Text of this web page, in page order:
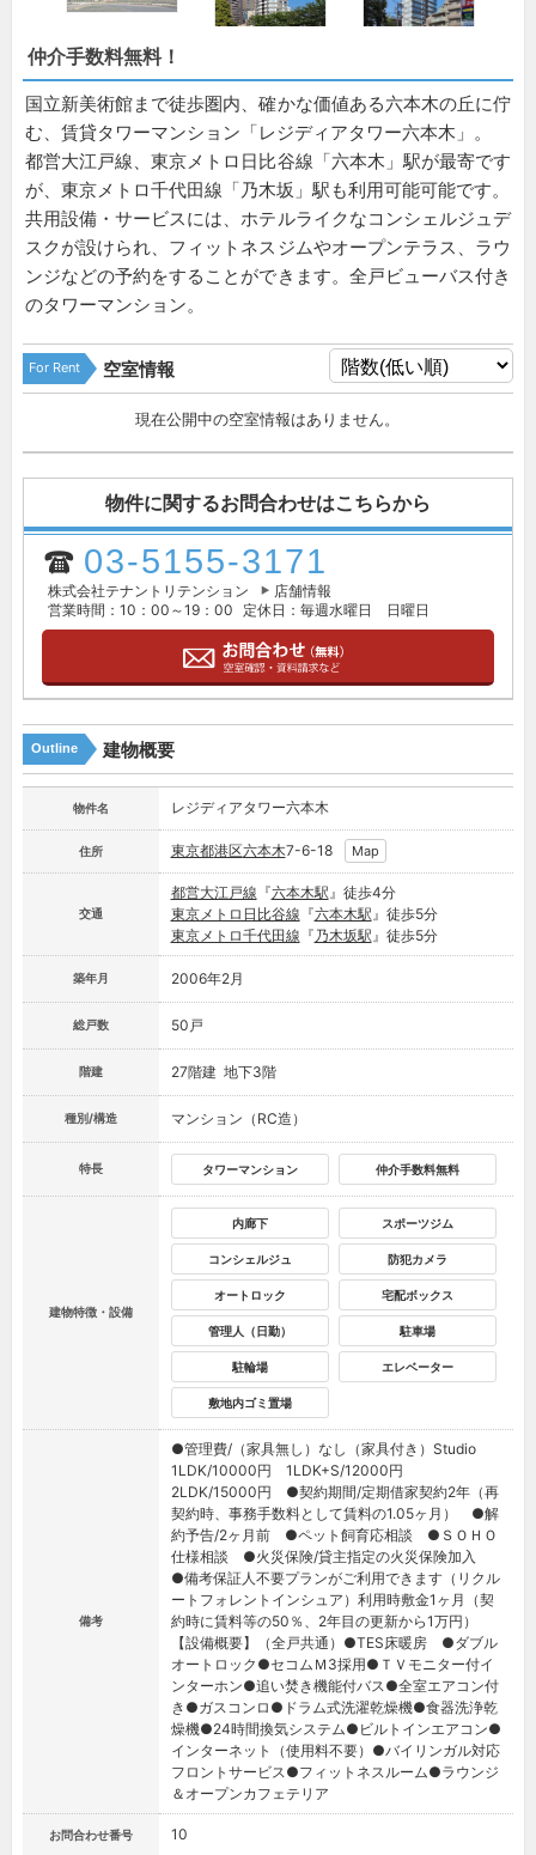
仲介手数料無料！
国立新美術館まで徒歩圏内、確かな価値ある六本木の丘に佇
む、賃貸タワーマンション「レジディアタワー六本木」。
都営大江戸線、東京メトロ日比谷線「六本木」駅が最寄です
が、東京メトロ千代田線「乃木坂」駅も利用可能可能です。
共用設備・サービスには、ホテルライクなコンシェルジュデ
スクが設けられ、フィットネスジムやオープンテラス、ラウ
ンジなどの予約をすることができます。全戸ビューバス付き
のタワーマンション。
For Rent 空室情報
現在公開中の空室情報はありません。
物件に関するお問合わせはこちらから
03-5155-3171
株式会社テナントリテンション
店舗情報
営業時間：10：00～19：00
定休日：毎週水曜日 日曜日
Outline 建物概要
物件名 レジディアタワー六本木
住所 東京都港区六本木7-6-18 Map
交通
都営大江戸線 『六本木駅 』徒歩4分
東京メトロ日比谷線 『六本木駅 』徒歩5分
東京メトロ千代田線 『 乃木坂駅 』徒歩5分
築年月 2006年2月
総戸数 50戸
階建 27階建 地下3階
種別/構造 マンション（RC造）
特長 タワーマンション 仲介手数料無料
建物特徴・設備
内廊下 スポーツジム
コンシェルジュ 防犯カメラ
オートロック 宅配ボックス
管理人（日勤） 駐車場
駐輪場 エレベーター
敷地内ゴミ置場
備考
●管理費/（家具無し）なし（家具付き）Studio
1LDK/10000円 1LDK+S/12000円
2LDK/15000円 ●契約期間/定期借家契約2年（再
契約時、事務手数料として賃料の1.05ヶ月） ●解
約予告/2ヶ月前 ●ペット飼育応相談 ●ＳＯＨＯ
仕様相談 ●火災保険/貸主指定の火災保険加入
●備考保証人不要プランがご利用できます（リクル
ートフォレントインシュア）利用時敷金1ヶ月（契
約時に賃料等の50％、2年目の更新から1万円）
【設備概要】（全戸共通）●TES床暖房 ●ダブル
オートロック●セコムＭ3採用●ＴＶモニター付イ
ンターホン●追い焚き機能付バス●全室エアコン付
き●ガスコンロ●ドラム式洗濯乾燥機●食器洗浄乾
燥機●24時間換気システム●ビルトインエアコン●
インターネット（使用料不要）●バイリンガル対応
フロントサービス●フィットネスルーム●ラウンジ
＆オープンカフェテリア
お問合わせ番号 10